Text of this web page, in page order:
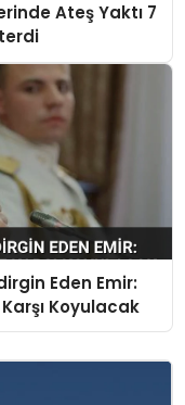
Ateş Yaktı 7
Eden Emir:
Koyulacak